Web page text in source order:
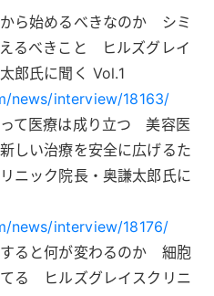
ら始めるべきなのか シミ
るべきこと ヒルズグレイ
郎氏に聞く Vol.1
news/interview/18163/
て医療は成り立つ 美容医
しい治療を安全に広げるた
ニック院長・奥謙太郎氏に
news/interview/18176/
ると何が変わるのか 細胞
る ヒルズグレイスクリニ